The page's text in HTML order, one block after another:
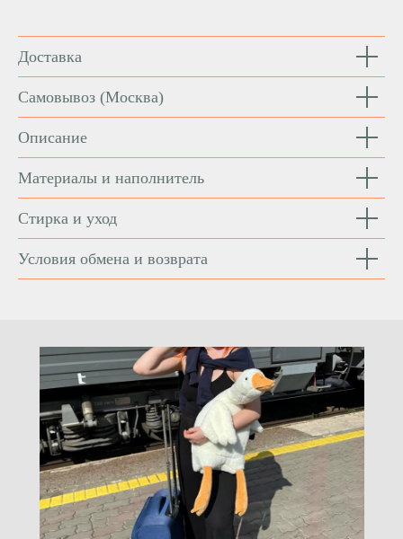
Доставка
Самовывоз (Москва)
Описание
Материалы и наполнитель
Стирка и уход
Условия обмена и возврата